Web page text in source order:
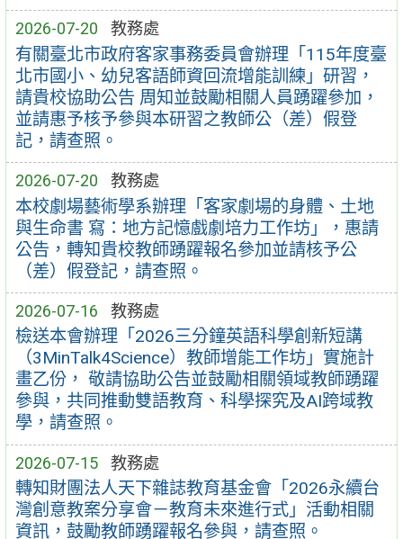
2026-07-20 教務處
有關臺北市政府客家事務委員會辦理「115年度臺
北市國小、幼兒客語師資回流增能訓練」研習，
請貴校協助公告 周知並鼓勵相關人員踴躍參加，
並請惠予核予參與本研習之教師公（差）假登
記，請查照。
2026-07-20 教務處
本校劇場藝術學系辦理「客家劇場的身體、土地
與生命書 寫：地方記憶戲劇培力工作坊」，惠請
公告，轉知貴校教師踴躍報名參加並請核予公
（差）假登記，請查照。
2026-07-16 教務處
檢送本會辦理「2026三分鐘英語科學創新短講
（3MinTalk4Science）教師增能工作坊」實施計
畫乙份， 敬請協助公告並鼓勵相關領域教師踴躍
參與，共同推動雙語教育、科學探究及AI跨域教
學，請查照。
2026-07-15 教務處
轉知財團法人天下雜誌教育基金會「2026永續台
灣創意教案分享會－教育未來進行式」活動相關
資訊，鼓勵教師踴躍報名參與，請查照。